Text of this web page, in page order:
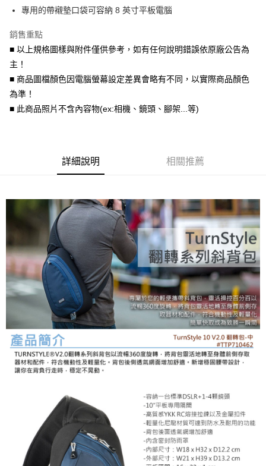
國泰世華商業銀行
兆豐國際商業銀行
匯豐（台灣）商業銀行
聯邦商業銀行
遠東國際商業銀行
台新國際商業銀行
中國信託商業銀行
台灣樂天信用卡公司
上海商業儲蓄銀行
台北富邦商業銀行
臺灣中小企業銀行
匯豐（台灣）商業銀行
華泰商業銀行
元大商業銀行
永豐商業銀行
玉山商業銀行
台灣樂天信用卡公司
合作金庫商業銀行
第一商業銀行
上海商業儲蓄銀行
國泰世華商業銀行
兆豐國際商業銀行
臺灣中小企業銀行
台中商業銀行
聯邦商業銀行
遠東國際商業銀行
元大商業銀行
玉山商業銀行
星展（台灣）商業銀行
超商取貨付款
LINE Pay
Apple Pay
街口支付
悠遊付
相關說明
【關於「AFTEE先享後付」】
AFTEE先享後付是「在收到商品之後才付款」的支付方式。 讓您購物簡單
便利好安心！
１．簡單：不需註冊會員、不需綁卡、不需儲值。
２．便利：只要手機號碼，簡訊認證，即可結帳。
３．安心：先確認商品／服務後，再付款。
【「AFTEE先享後付」結帳流程】
１．於結帳方式選擇「AFTEE先享後付」後，將跳轉至「AFTEE先享後付」
結帳頁面，進行簡訊認證並確認金額後，即可完成結帳。
２．訂單成立數日內，您將收到繳費通知簡訊。
３．收到繳費通知簡訊後14天內，點擊此簡訊中的連結，可透過四大超商／
ATM／網路銀行／等多元方式進行付款，方視為交易完成。
※ 請注意：結帳手續完成當下不需立刻繳費，但若您需要取消訂單，請聯絡
購買商品的店家。未經商家同意取消之訂單仍視為有效，需透過AFTEE先享
後付繳納相關費用。
是否繳費成功／繳費後需取消欲退款等相關疑問，請聯繫「AFTEE先享後付
客戶支援中心」
https://netprotections.freshdesk.com/support/home
【注意事項】
１．透過由恩沛科技股份有限公司提供之「AFTEE先享後付」服務完成之交
易，需依本服務之必要範圍內提供個人資料，並將交易相關給付款項請求債
權轉讓予恩沛科技股份有限公司。
運送方式
全家取貨付款
每筆NT$60，滿NT$399(含以上)免運費
萊爾富取貨付款
每筆NT$60，滿NT$399(含以上)免運費
7-11取貨付款
每筆NT$60，滿NT$399(含以上)免運費
每筆NT$75，滿NT$399(含以上)免運費
付款後門市自取
免運費
專用的帶襯墊口袋可容納 8 英寸平板電腦
銷售重點
■ 以上規格圖樣與附件僅供參考，如有任何說明錯誤依原廠公告為
主！
■ 商品圖檔顏色因電腦螢幕設定差異會略有不同，以實際商品顏色
為準！
■ 此商品照片不含內容物(ex:相機、鏡頭、腳架...等)
詳細說明 相關推薦